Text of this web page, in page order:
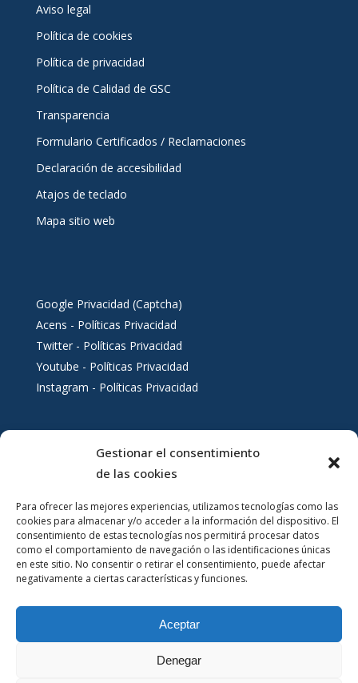
Gestionar el consentimiento
de las cookies
Para ofrecer las mejores experiencias, utilizamos tecnologías como las
cookies para almacenar y/o acceder a la información del dispositivo. El
consentimiento de estas tecnologías nos permitirá procesar datos
como el comportamiento de navegación o las identificaciones únicas
en este sitio. No consentir o retirar el consentimiento, puede afectar
negativamente a ciertas características y funciones.
Aceptar
Denegar
Aviso legal
Política de cookies
Política de privacidad
Política de Calidad de GSC
Transparencia
Formulario Certificados / Reclamaciones
Declaración de accesibilidad
Atajos de teclado
Mapa sitio web
Google Privacidad (Captcha)
Acens - Políticas Privacidad
Twitter - Políticas Privacidad
Youtube - Políticas Privacidad
Instagram - Políticas Privacidad
Servicios al ciudadano